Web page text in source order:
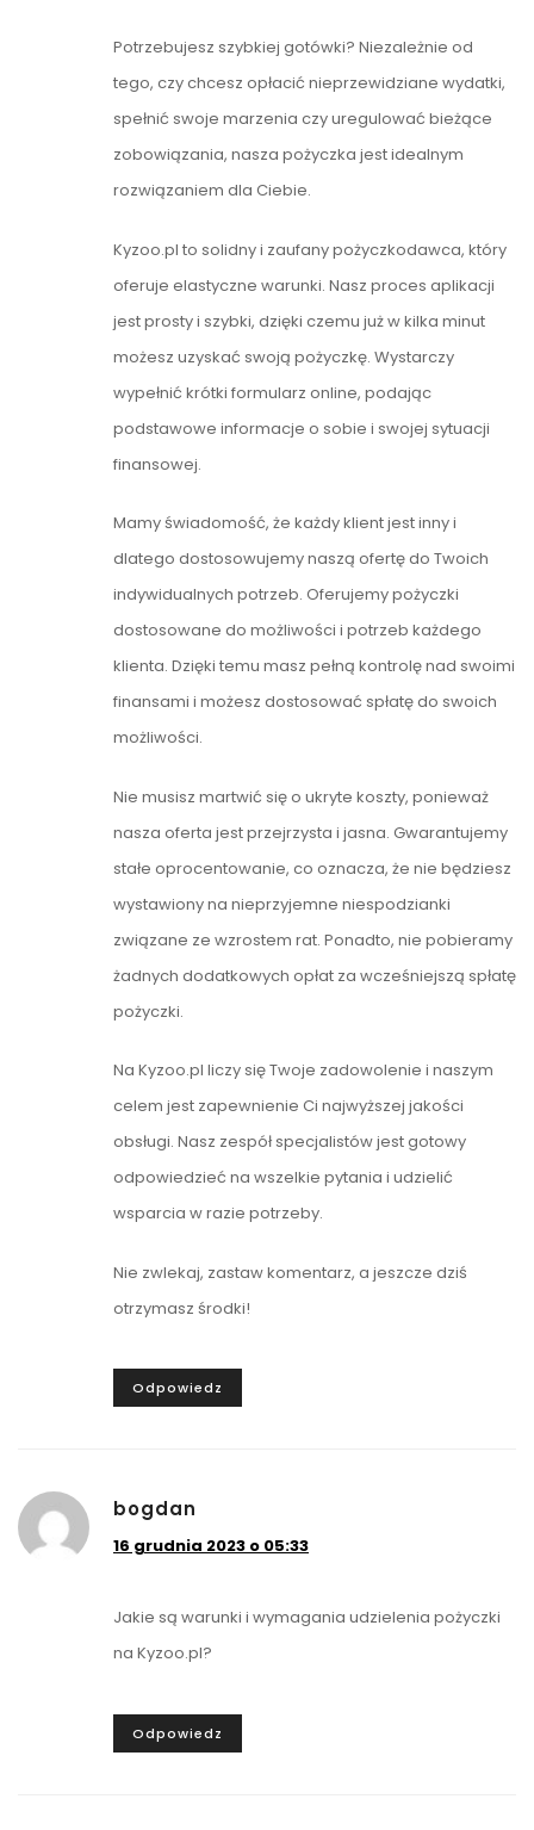
Potrzebujesz szybkiej gotówki? Niezależnie od
tego, czy chcesz opłacić nieprzewidziane wydatki,
spełnić swoje marzenia czy uregulować bieżące
zobowiązania, nasza pożyczka jest idealnym
rozwiązaniem dla Ciebie.
Kyzoo.pl to solidny i zaufany pożyczkodawca, który
oferuje elastyczne warunki. Nasz proces aplikacji
jest prosty i szybki, dzięki czemu już w kilka minut
możesz uzyskać swoją pożyczkę. Wystarczy
wypełnić krótki formularz online, podając
podstawowe informacje o sobie i swojej sytuacji
finansowej.
Mamy świadomość, że każdy klient jest inny i
dlatego dostosowujemy naszą ofertę do Twoich
indywidualnych potrzeb. Oferujemy pożyczki
dostosowane do możliwości i potrzeb każdego
klienta. Dzięki temu masz pełną kontrolę nad swoimi
finansami i możesz dostosować spłatę do swoich
możliwości.
Nie musisz martwić się o ukryte koszty, ponieważ
nasza oferta jest przejrzysta i jasna. Gwarantujemy
stałe oprocentowanie, co oznacza, że nie będziesz
wystawiony na nieprzyjemne niespodzianki
związane ze wzrostem rat. Ponadto, nie pobieramy
żadnych dodatkowych opłat za wcześniejszą spłatę
pożyczki.
Na Kyzoo.pl liczy się Twoje zadowolenie i naszym
celem jest zapewnienie Ci najwyższej jakości
obsługi. Nasz zespół specjalistów jest gotowy
odpowiedzieć na wszelkie pytania i udzielić
wsparcia w razie potrzeby.
Nie zwlekaj, zastaw komentarz, a jeszcze dziś
otrzymasz środki!
Odpowiedz
bogdan
16 grudnia 2023 o 05:33
Jakie są warunki i wymagania udzielenia pożyczki
na Kyzoo.pl?
Odpowiedz